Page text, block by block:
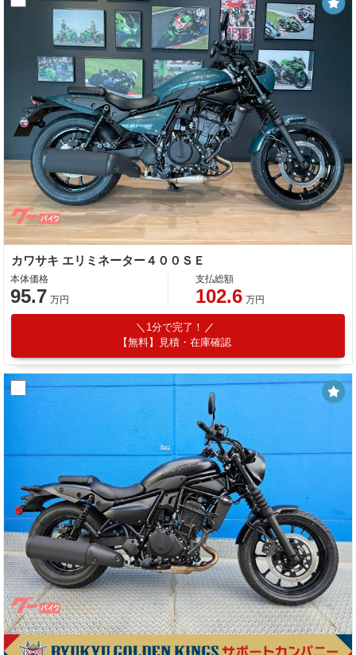
カワサキ エリミネーター４００ＳＥ
本体価格
95.7 万円
支払総額
102.6 万円
1分で完了！
【無料】見積・在庫確認